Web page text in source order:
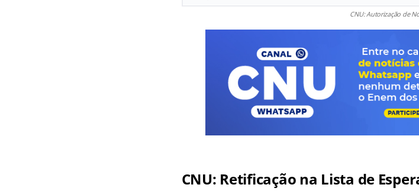
CNU: Autorização de
CNU: Retificação na Lista de